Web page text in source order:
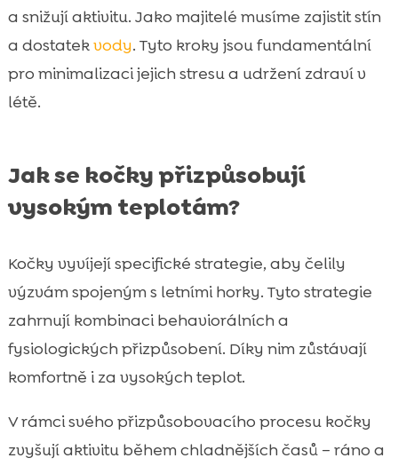
a snižují aktivitu. Jako majitelé musíme zajistit stín
a dostatekvody. Tyto kroky jsou fundamentální
pro minimalizaci jejich stresu a udržení zdraví v
létě.
Jak se kočky přizpůsobují
vysokým teplotám?
Kočky vyvíjejí specifické strategie, aby čelily
výzvám spojeným s letními horky. Tyto strategie
zahrnují kombinaci behaviorálních a
fysiologických přizpůsobení. Díky nim zůstávají
komfortně i za vysokých teplot.
V rámci svého přizpůsobovacího procesu kočky
zvyšují aktivitu během chladnějších časů – ráno a